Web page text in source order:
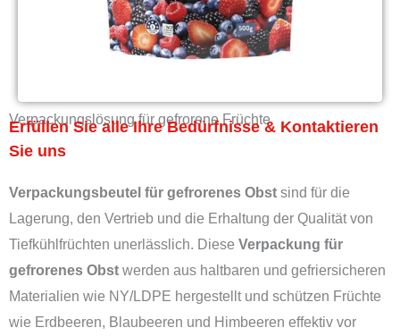
Verpackungslösung für gefrorene Früchte
Erfüllen Sie alle Ihre Bedürfnisse & Kontaktieren
Sie uns
Verpackungsbeutel für gefrorenes Obst sind für die
Lagerung, den Vertrieb und die Erhaltung der Qualität von
Tiefkühlfrüchten unerlässlich. Diese Verpackung für
gefrorenes Obst werden aus haltbaren und gefriersicheren
Materialien wie NY/LDPE hergestellt und schützen Früchte
wie Erdbeeren, Blaubeeren und Himbeeren effektiv vor